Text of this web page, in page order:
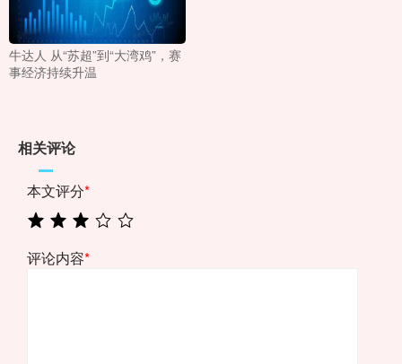
牛达人 从“苏超”到“大湾鸡”，赛
事经济持续升温
相关评论
本文评分*
评论内容*